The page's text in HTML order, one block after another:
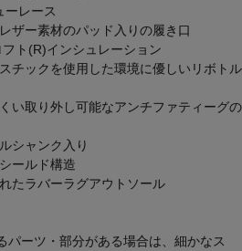
ーレース
ザー素材のパッド入りの履き口
ト(R)インシュレーション
チックを使用した環境に優しいリボトル
い取り外し可能なアンチファティーグの
シャンク入り
ールド構造
たラバーラグアウトソール
ーツ・部分がある場合は、細かなス